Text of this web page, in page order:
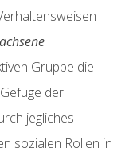
Gruppe die
der
jegliches
sozialen Rollen in